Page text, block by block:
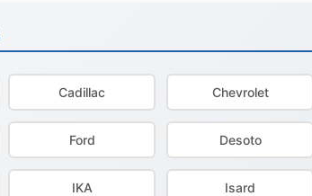
Cadillac Chevrolet
Ford Desoto
IKA Isard